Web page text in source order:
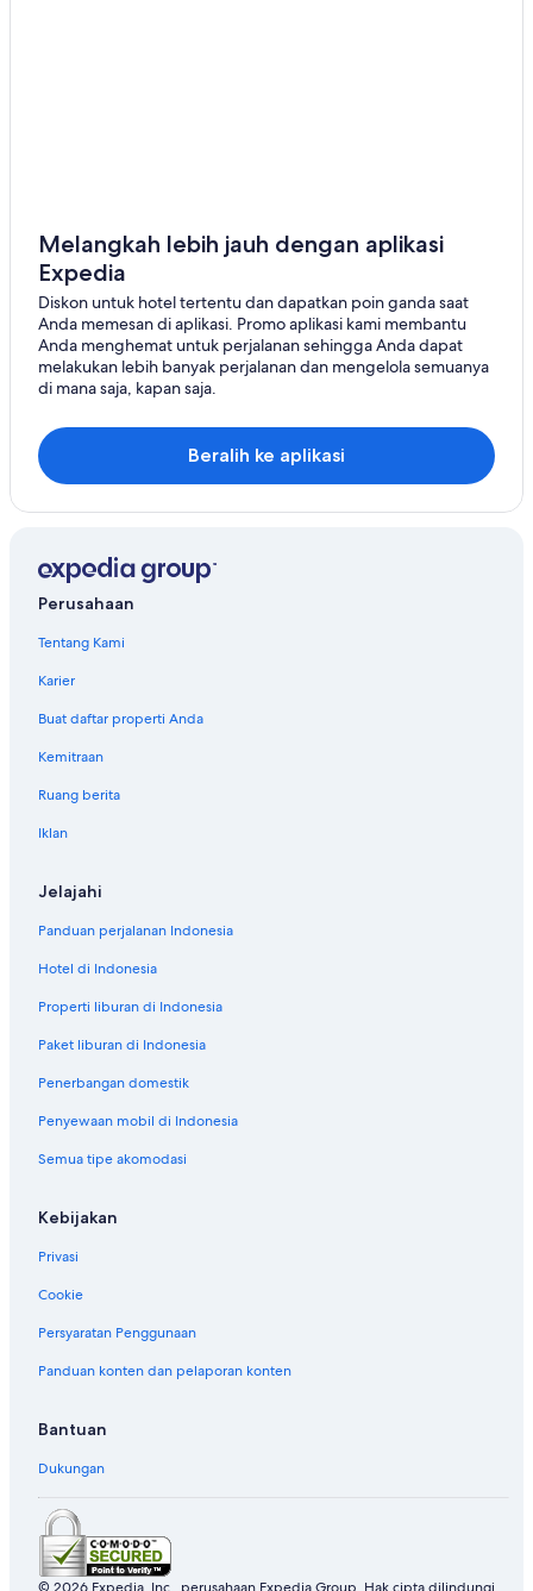
Melangkah lebih jauh dengan aplikasi
Expedia
Diskon untuk hotel tertentu dan dapatkan poin ganda saat
Anda memesan di aplikasi. Promo aplikasi kami membantu
Anda menghemat untuk perjalanan sehingga Anda dapat
melakukan lebih banyak perjalanan dan mengelola semuanya
di mana saja, kapan saja.
Beralih ke aplikasi
Perusahaan
Tentang Kami
Karier
Buat daftar properti Anda
Kemitraan
Ruang berita
Iklan
Jelajahi
Panduan perjalanan Indonesia
Hotel di Indonesia
Properti liburan di Indonesia
Paket liburan di Indonesia
Penerbangan domestik
Penyewaan mobil di Indonesia
Semua tipe akomodasi
Kebijakan
Privasi
Cookie
Persyaratan Penggunaan
Panduan konten dan pelaporan konten
Bantuan
Dukungan
© 2026 Expedia, Inc., perusahaan Expedia Group. Hak cipta dilindungi